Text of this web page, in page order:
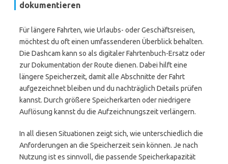
dokumentieren
Für längere Fahrten, wie Urlaubs- oder Geschäftsreisen,
möchtest du oft einen umfassenderen Überblick behalten.
Die Dashcam kann so als digitaler Fahrtenbuch-Ersatz oder
zur Dokumentation der Route dienen. Dabei hilft eine
längere Speicherzeit, damit alle Abschnitte der Fahrt
aufgezeichnet bleiben und du nachträglich Details prüfen
kannst. Durch größere Speicherkarten oder niedrigere
Auflösung kannst du die Aufzeichnungszeit verlängern.
In all diesen Situationen zeigt sich, wie unterschiedlich die
Anforderungen an die Speicherzeit sein können. Je nach
Nutzung ist es sinnvoll, die passende Speicherkapazität